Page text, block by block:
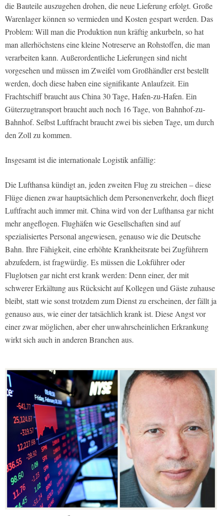
die Bauteile auszugehen drohen, die neue Lieferung erfolgt. Große
Warenlager können so vermieden und Kosten gespart werden. Das
Problem: Will man die Produktion nun kräftig ankurbeln, so hat
man allerhöchstens eine kleine Notreserve an Rohstoffen, die man
verarbeiten kann. Außerordentliche Lieferungen sind nicht
vorgesehen und müssen im Zweifel vom Großhändler erst bestellt
werden, doch diese haben eine signifikante Anlaufzeit. Ein
Frachtschiff braucht aus China 30 Tage, Hafen-zu-Hafen. Ein
Güterzugtransport braucht auch noch 16 Tage, von Bahnhof-zu-
Bahnhof. Selbst Luftfracht braucht zwei bis sieben Tage, um durch
den Zoll zu kommen.
Insgesamt ist die internationale Logistik anfällig:
Die Lufthansa kündigt an, jeden zweiten Flug zu streichen – diese
Flüge dienen zwar hauptsächlich dem Personenverkehr, doch fliegt
Luftfracht auch immer mit. China wird von der Lufthansa gar nicht
mehr angeflogen. Flughäfen wie Gesellschaften sind auf
spezialisiertes Personal angewiesen, genauso wie die Deutsche
Bahn. Ihre Fähigkeit, eine erhöhte Krankheitsrate bei Zugführern
abzufedern, ist fragwürdig. Es müssen die Lokführer oder
Fluglotsen gar nicht erst krank werden: Denn einer, der mit
schwerer Erkältung aus Rücksicht auf Kollegen und Gäste zuhause
bleibt, statt wie sonst trotzdem zum Dienst zu erscheinen, der fällt ja
genauso aus, wie einer der tatsächlich krank ist. Diese Angst vor
einer zwar möglichen, aber eher unwahrscheinlichen Erkrankung
wirkt sich auch in anderen Branchen aus.